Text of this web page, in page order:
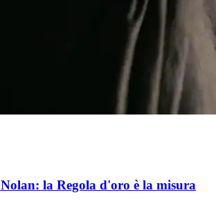
la Regola d'oro è la misura